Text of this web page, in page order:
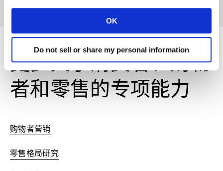
OK
Do not sell or share my personal information
更多关于消费者、购物
者和零售的专项能力
购物者营销
零售格局研究